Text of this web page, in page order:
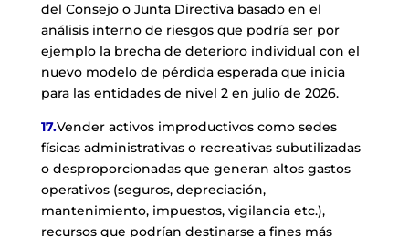
del Consejo o Junta Directiva basado en el
análisis interno de riesgos que podría ser por
ejemplo la brecha de deterioro individual con el
nuevo modelo de pérdida esperada que inicia
para las entidades de nivel 2 en julio de 2026.
17.Vender activos improductivos como sedes
físicas administrativas o recreativas subutilizadas
o desproporcionadas que generan altos gastos
operativos (seguros, depreciación,
mantenimiento, impuestos, vigilancia etc.),
recursos que podrían destinarse a fines más